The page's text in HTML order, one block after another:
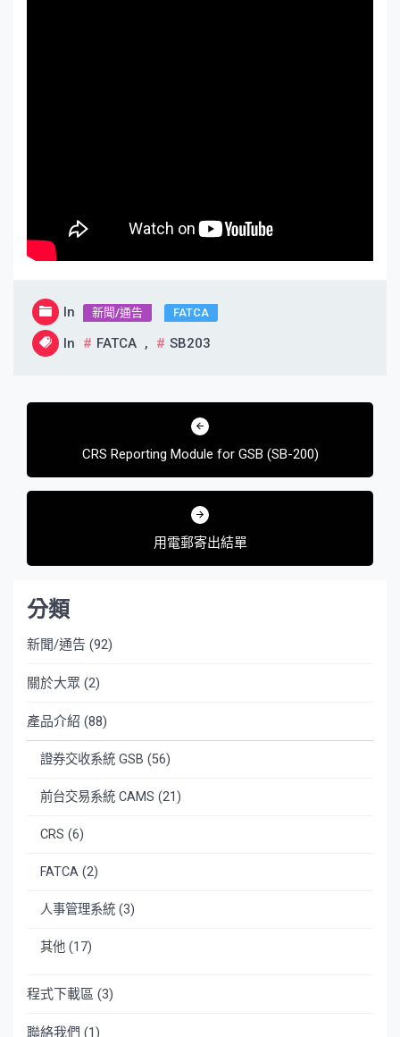
In 新聞/通告 FATCA
In FATCA , SB203
文
覽
CRS Reporting Module for GSB (SB-200)
用電郵寄出結單
分類
新聞/通告 (92)
關於大眾 (2)
產品介紹 (88)
證券交收系統 GSB (56)
前台交易系統 CAMS (21)
CRS (6)
FATCA (2)
人事管理系統 (3)
其他 (17)
程式下載區 (3)
聯絡我們 (1)